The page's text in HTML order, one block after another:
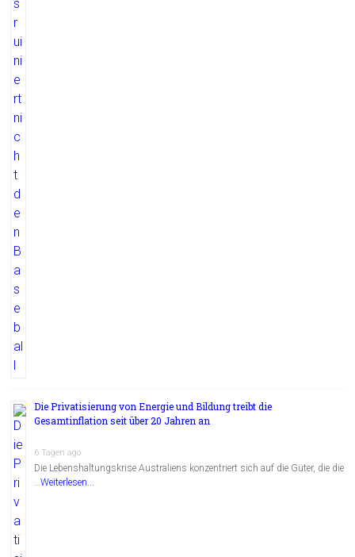
Die Privatisierung von Energie und Bildung treibt die
Gesamtinflation seit über 20 Jahren an
6 Tagen ago
Die Lebenshaltungskrise Australiens konzentriert sich auf die Güter, die die
…Weiterlesen...